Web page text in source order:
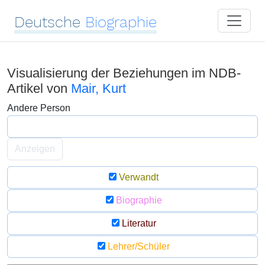
Deutsche Biographie
Visualisierung der Beziehungen im NDB-
Artikel von Mair, Kurt
Andere Person
Anzeigen
Verwandt
Biographie
Literatur
Lehrer/Schüler